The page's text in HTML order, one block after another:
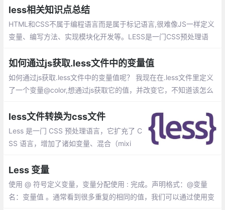
less相关知识点总结
HTML和CSS不属于编程语言而是属于标记语言,很难像JS一样定义
变量、编写方法、实现模块化开发等。LESS是一门CSS预处理语
更易维护和扩展。
如何通过js获取.less文件中的变量值
如何通过js获取.less文件中的变量值呢？ 我现在在.less文件里定义
了一个变量@color,想通过js获取它的值，并改变它，不知道该怎么
less文件转换为css文件
Less 是一门 CSS 预处理语言，它扩充了 C
SS 语言，增加了诸如变量、混合（mixi
制作主题、扩充。本文主要介绍less文件如
何转化为css文件
Less 变量
使用 @ 符号定义变量，变量分配使用 : 完成。声明格式：@变量
名：变量值 。通常看到很多重复的相同的值，我们可以通过使用变